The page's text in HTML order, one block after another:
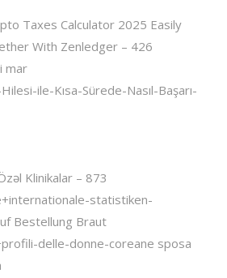
Taxes Calculator 2025 Easily
With Zenledger – 426
mar
ile-Kısa-Sürede-Nasıl-Başarı-
Klinikalar – 873
statistiken-
Bestellung Braut
delle-donne-coreane sposa